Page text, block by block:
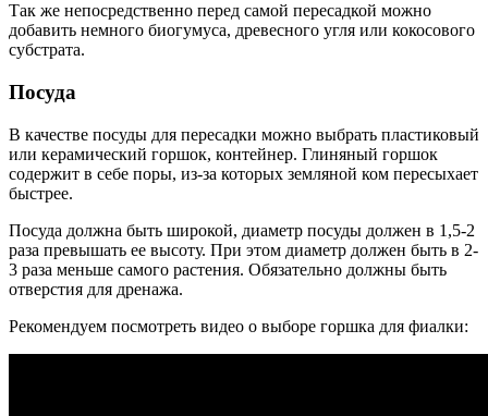
Так же непосредственно перед самой пересадкой можно
добавить немного биогумуса, древесного угля или кокосового
субстрата.
Посуда
В качестве посуды для пересадки можно выбрать пластиковый
или керамический горшок, контейнер. Глиняный горшок
содержит в себе поры, из-за которых земляной ком пересыхает
быстрее.
Посуда должна быть широкой, диаметр посуды должен в 1,5-2
раза превышать ее высоту. При этом диаметр должен быть в 2-
3 раза меньше самого растения. Обязательно должны быть
отверстия для дренажа.
Рекомендуем посмотреть видео о выборе горшка для фиалки: